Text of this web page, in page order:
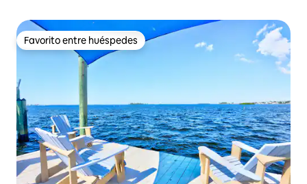
Favorito entre huéspedes
Favorito entre huéspedes